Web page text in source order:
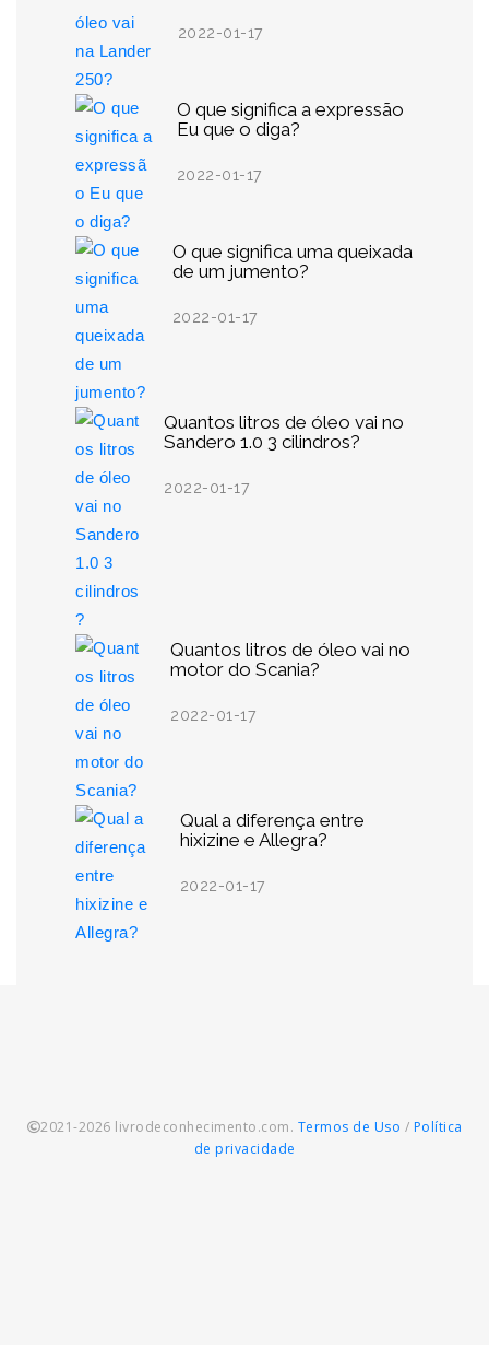
2022-01-17
O que significa a expressão
Eu que o diga?
2022-01-17
O que significa uma queixada
de um jumento?
2022-01-17
Quantos litros de óleo vai no
Sandero 1.0 3 cilindros?
2022-01-17
Quantos litros de óleo vai no
motor do Scania?
2022-01-17
Qual a diferença entre
hixizine e Allegra?
2022-01-17
2021-2026 livrodeconhecimento.com. Termos de Uso / Política
de privacidade